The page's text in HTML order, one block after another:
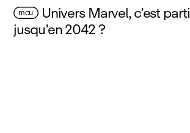
mcu Univers Marvel, c’est parti
jusqu’en 2042 ?